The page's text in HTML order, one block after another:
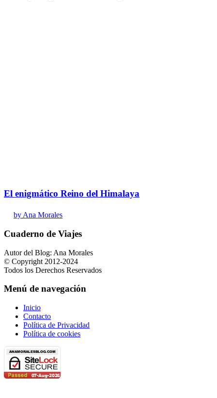
El enigmático Reino del Himalaya
by Ana Morales
Cuaderno de Viajes
Autor del Blog: Ana Morales
© Copyright 2012-2024
Todos los Derechos Reservados
Menú de navegación
Inicio
Contacto
Política de Privacidad
Política de cookies